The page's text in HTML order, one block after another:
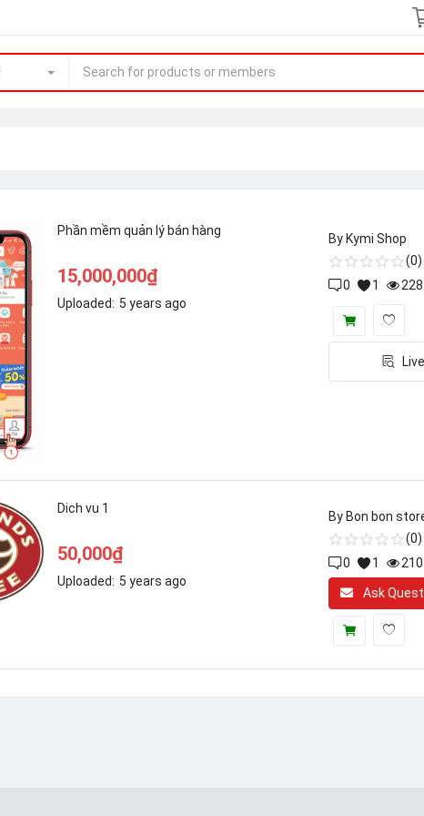
Phần mềm quản lý bán hàng
15,000,000₫
Uploaded: 5 years ago
By Kymi Shop
(0)
0
1 228
Dich vu 1
50,000₫
Uploaded: 5 years ago
By Bon bon
(0)
0
1 210
Ask